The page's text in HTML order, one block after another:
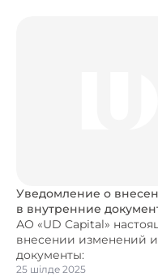
Уведомление о
в внутренние
АО «UD Capital»
внесении изменений
документы:
25 шілде 2025